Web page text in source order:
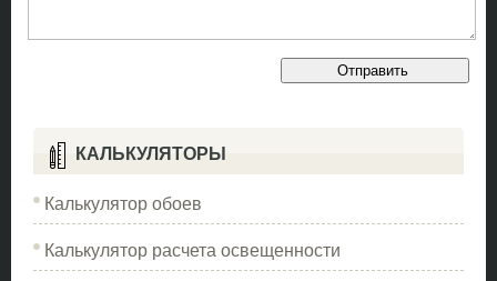
КАЛЬКУЛЯТОРЫ
Калькулятор обоев
Калькулятор расчета освещенности